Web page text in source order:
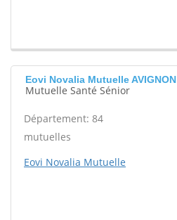
Eovi Novalia Mutuelle AVIGNON
Mutuelle Santé Sénior
Département: 84
mutuelles
Eovi Novalia Mutuelle